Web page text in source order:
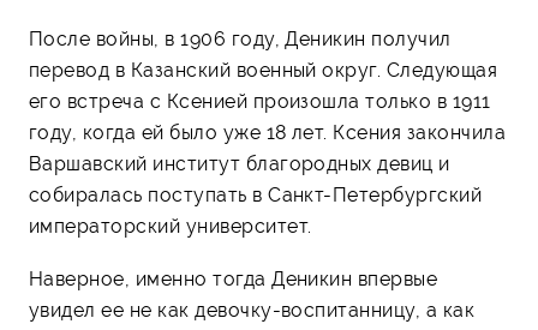
После войны, в 1906 году, Деникин получил
перевод в Казанский военный округ. Следующая
его встреча с Ксенией произошла только в 1911
году, когда ей было уже 18 лет. Ксения закончила
Варшавский институт благородных девиц и
собиралась поступать в Санкт-Петербургский
императорский университет.
Наверное, именно тогда Деникин впервые
увидел ее не как девочку-воспитанницу, а как